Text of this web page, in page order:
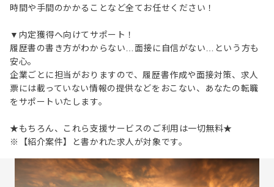
時間や手間のかかることなど全てお任せください！
▼内定獲得へ向けてサポート！
履歴書の書き方がわからない…面接に自信がない…という方も
安心。
企業ごとに担当がおりますので、履歴書作成や面接対策、求人
票には載っていない情報の提供などをおこない、あなたの転職
をサポートいたします。
★もちろん、これら支援サービスのご利用は一切無料★
※【紹介案件】と書かれた求人が対象です。